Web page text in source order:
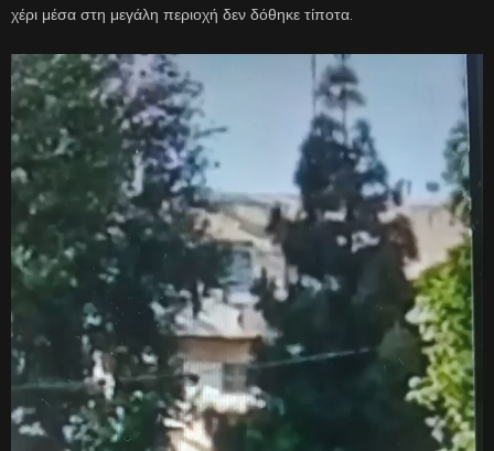
χέρι μέσα στη μεγάλη περιοχή δεν δόθηκε τίποτα.